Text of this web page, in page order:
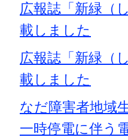
広報誌「新緑（
載しました
広報誌「新緑（
載しました
なだ障害者地域
一時停電に伴う